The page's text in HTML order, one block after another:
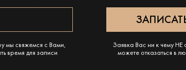
мы свяжемся с Вами,
время для записи
Заявка Вас ни к чему НЕ
можете отказаться в